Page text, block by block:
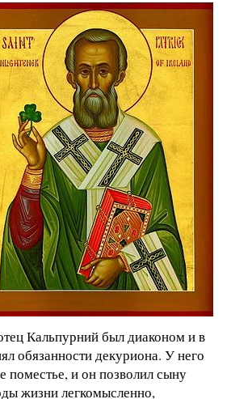
Кальпурний был диаконом и в
обязанности декуриона. У него
и он позволил сыну
жизни легкомысленно,